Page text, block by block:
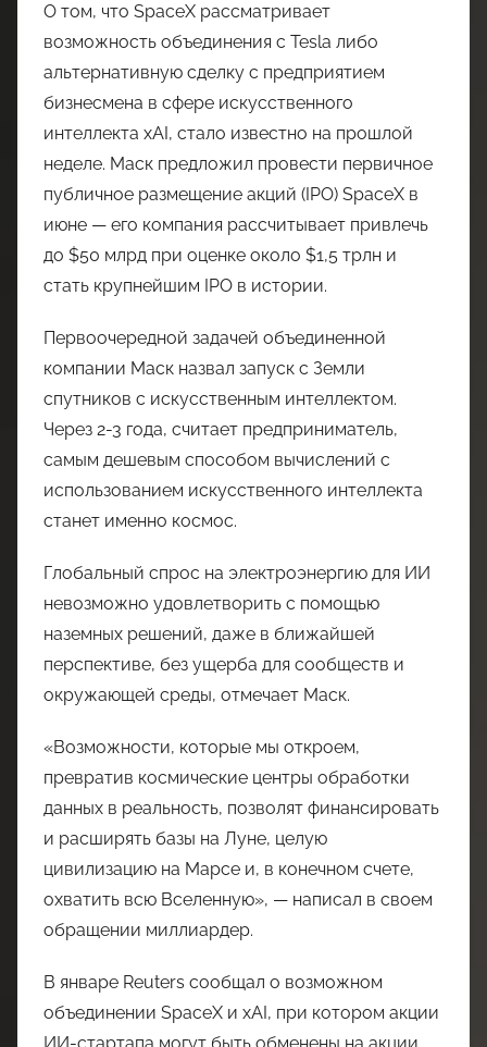
О том, что SpaceX рассматривает
возможность объединения с Tesla либо
альтернативную сделку с предприятием
бизнесмена в сфере искусственного
интеллекта xAI, стало известно на прошлой
неделе. Маск предложил провести первичное
публичное размещение акций (IPO) SpaceX в
июне — его компания рассчитывает привлечь
до $50 млрд при оценке около $1,5 трлн и
стать крупнейшим IPO в истории.
Первоочередной задачей объединенной
компании Маск назвал запуск с Земли
спутников с искусственным интеллектом.
Через 2-3 года, считает предприниматель,
самым дешевым способом вычислений с
использованием искусственного интеллекта
станет именно космос.
Глобальный спрос на электроэнергию для ИИ
невозможно удовлетворить с помощью
наземных решений, даже в ближайшей
перспективе, без ущерба для сообществ и
окружающей среды, отмечает Маск.
«Возможности, которые мы откроем,
превратив космические центры обработки
данных в реальность, позволят финансировать
и расширять базы на Луне, целую
цивилизацию на Марсе и, в конечном счете,
охватить всю Вселенную», — написал в своем
обращении миллиардер.
В январе Reuters сообщал о возможном
объединении SpaceX и xAI, при котором акции